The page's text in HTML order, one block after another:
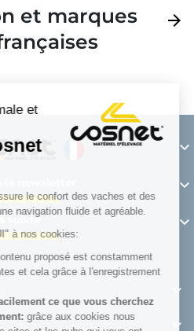
et
assure le confort des vaches et des
une navigation fluide et agréable.
à nos cookies:
contenu proposé est constamment
et cela grâce à l'enregistrement
facilement ce que vous cherchez
grâce aux cookies nous
et marques
arrow_forward


suivre 

